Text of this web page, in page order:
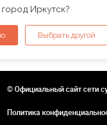
Иркутск?
Выбрать другой
© Официальный сайт сети
Политика